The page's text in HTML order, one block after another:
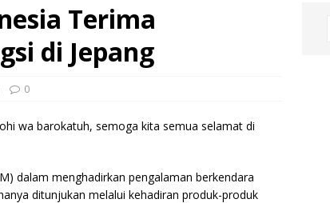
Terima
di Jepang
0
wa barokatuh, semoga kita semua selamat di
dalam menghadirkan pengalaman berkendara
ditunjukan melalui kehadiran produk-produk